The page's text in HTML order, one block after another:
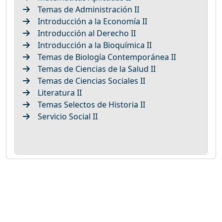
Temas de Administración II
Introducción a la Economía II
Introducción al Derecho II
Introducción a la Bioquímica II
Temas de Biología Contemporánea II
Temas de Ciencias de la Salud II
Temas de Ciencias Sociales II
Literatura II
Temas Selectos de Historia II
Servicio Social II